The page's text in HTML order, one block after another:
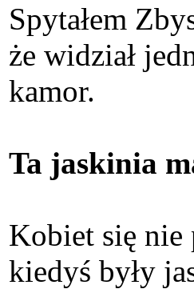
Spytałem
że widział
kamor.
Ta jaskinia
Kobiet się nie
kiedyś były